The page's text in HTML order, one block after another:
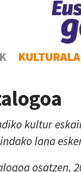
KULTURALA
kultur
lana
osatzen,